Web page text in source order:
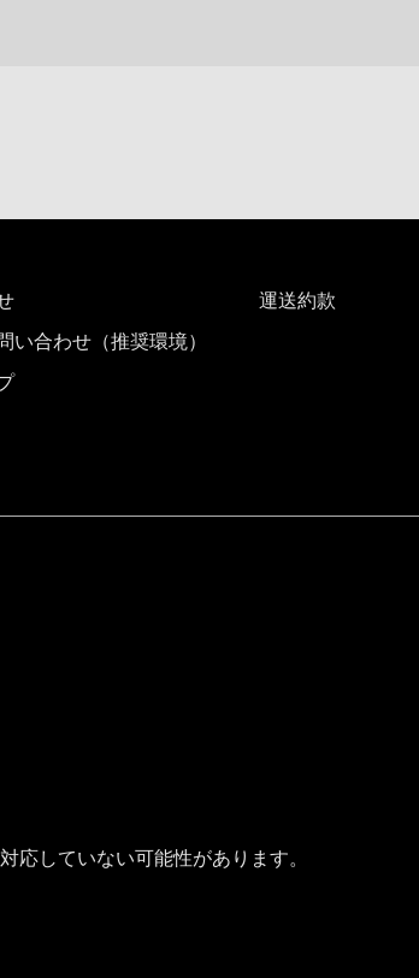
い合わせ（推奨環境）
運送約款
応していない可能性があります。